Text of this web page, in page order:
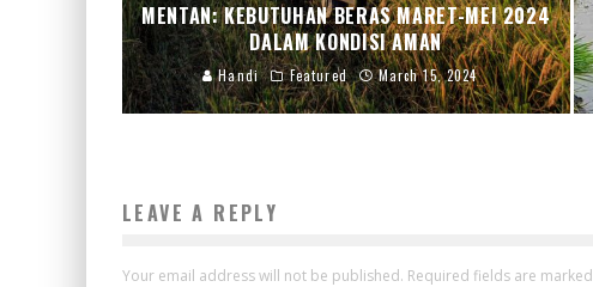
MENTAN: KEBUTUHAN BERAS MARET-MEI 2024
DALAM KONDISI AMAN
Handi Featured March 15, 2024
LEAVE A REPLY
Your email address will not be published. Required fields are marked